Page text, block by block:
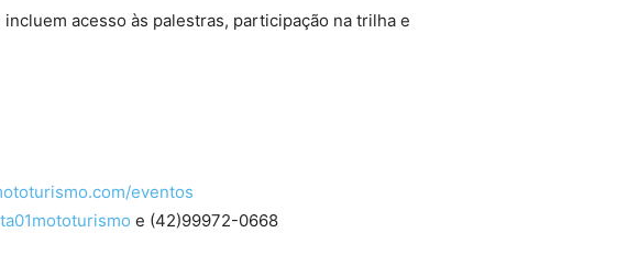
acesso às palestras, participação na trilha e
eventos
e (42)99972-0668